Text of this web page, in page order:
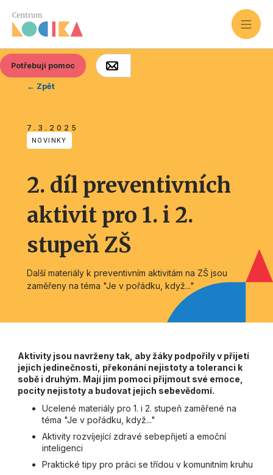
Potřebuji pomoc
← Zpět
7.3.2025
NOVINKY
2. díl preventivních
aktivit pro 1. i 2.
stupeň ZŠ
Další materiály k preventivním aktivitám na ZŠ jsou
zaměřeny na téma "Je v pořádku, když..."
Aktivity jsou navrženy tak, aby žáky podpořily v přijetí
jejich jedinečnosti, překonání nejistoty a toleranci k
sobě i druhým. Mají jim pomoci přijmout své emoce,
pocity nejistoty a budovat jejich sebevědomí.
Ucelené materiály pro 1. i 2. stupeň zaměřené na
téma "Je v pořádku, když..."
Aktivity rozvíjející zdravé sebepřijetí a emoční
inteligenci
Praktické tipy pro práci se třídou v komunitním kruhu